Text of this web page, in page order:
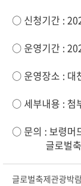
○ 신청기간 :
○ 운영기간 :
○ 운영장소 : 대
○ 세부내용 : 첨
○ 문의 : 보령머
글로벌축제
글로벌축제관광박